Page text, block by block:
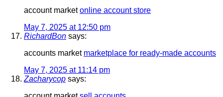
account marketonline account store
May 7, 2025 at 12:50 pm
RichardBon says:
accounts market marketplace for ready-made accounts
May 7, 2025 at 11:14 pm
Zacharycop says: